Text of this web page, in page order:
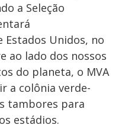
a Seleção
Estados Unidos, no
ao lado dos nossos
do planeta, o MVA
a colônia verde-
tambores para
estádios.